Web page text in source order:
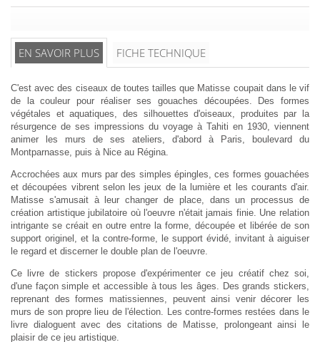
EN SAVOIR PLUS FICHE TECHNIQUE
C'est avec des ciseaux de toutes tailles que Matisse coupait dans le vif
de la couleur pour réaliser ses gouaches découpées. Des formes
végétales et aquatiques, des silhouettes d'oiseaux, produites par la
résurgence de ses impressions du voyage à Tahiti en 1930, viennent
animer les murs de ses ateliers, d'abord à Paris, boulevard du
Montparnasse, puis à Nice au Régina.
Accrochées aux murs par des simples épingles, ces formes gouachées
et découpées vibrent selon les jeux de la lumière et les courants d'air.
Matisse s'amusait à leur changer de place, dans un processus de
création artistique jubilatoire où l'oeuvre n'était jamais finie. Une relation
intrigante se créait en outre entre la forme, découpée et libérée de son
support originel, et la contre-forme, le support évidé, invitant à aiguiser
le regard et discerner le double plan de l'oeuvre.
Ce livre de stickers propose d'expérimenter ce jeu créatif chez soi,
d'une façon simple et accessible à tous les âges. Des grands stickers,
reprenant des formes matissiennes, peuvent ainsi venir décorer les
murs de son propre lieu de l'élection. Les contre-formes restées dans le
livre dialoguent avec des citations de Matisse, prolongeant ainsi le
plaisir de ce jeu artistique.